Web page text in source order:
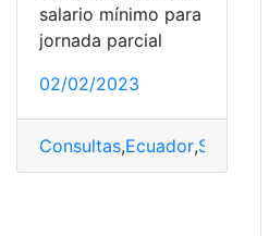
salario mínimo para
jornada parcial
02/02/2023
Consultas,Ecuador,Salario